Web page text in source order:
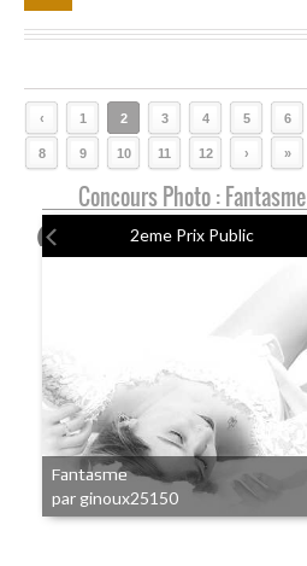
‹ 1 2 3 4 5 6
8 9 10 11 12 › »
Concours Photo : Fantasme
2eme Prix Public
Fantasme
par ginoux25150